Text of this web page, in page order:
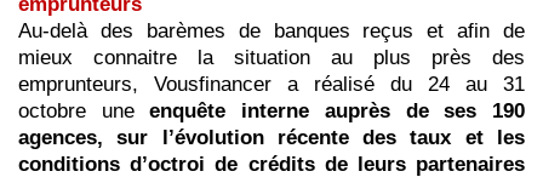
Au-delà des barèmes de banques reçus et afin de
mieux connaitre la situation au plus près des
emprunteurs, Vousfinancer a réalisé du 24 au 31
octobre uneenquête interne auprès de ses 190
agences, sur l’évolution récente des taux et les
conditions d’octroi de crédits de leurs partenaires